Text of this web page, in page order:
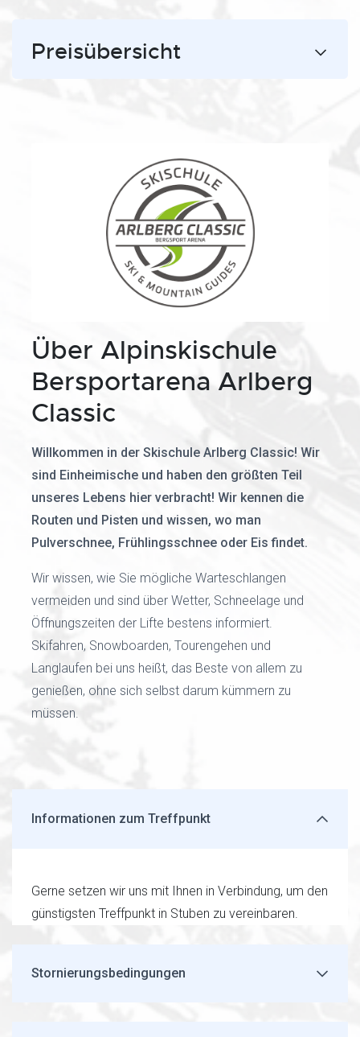
Preisübersicht
Über Alpinskischule
Bersportarena Arlberg
Classic
Willkommen in der Skischule Arlberg Classic! Wir
sind Einheimische und haben den größten Teil
unseres Lebens hier verbracht! Wir kennen die
Routen und Pisten und wissen, wo man
Pulverschnee, Frühlingsschnee oder Eis findet.
Wir wissen, wie Sie mögliche Warteschlangen
vermeiden und sind über Wetter, Schneelage und
Öffnungszeiten der Lifte bestens informiert.
Skifahren, Snowboarden, Tourengehen und
Langlaufen bei uns heißt, das Beste von allem zu
genießen, ohne sich selbst darum kümmern zu
müssen.
Informationen zum Treffpunkt
Gerne setzen wir uns mit Ihnen in Verbindung, um den
günstigsten Treffpunkt in Stuben zu vereinbaren.
Stornierungsbedingungen